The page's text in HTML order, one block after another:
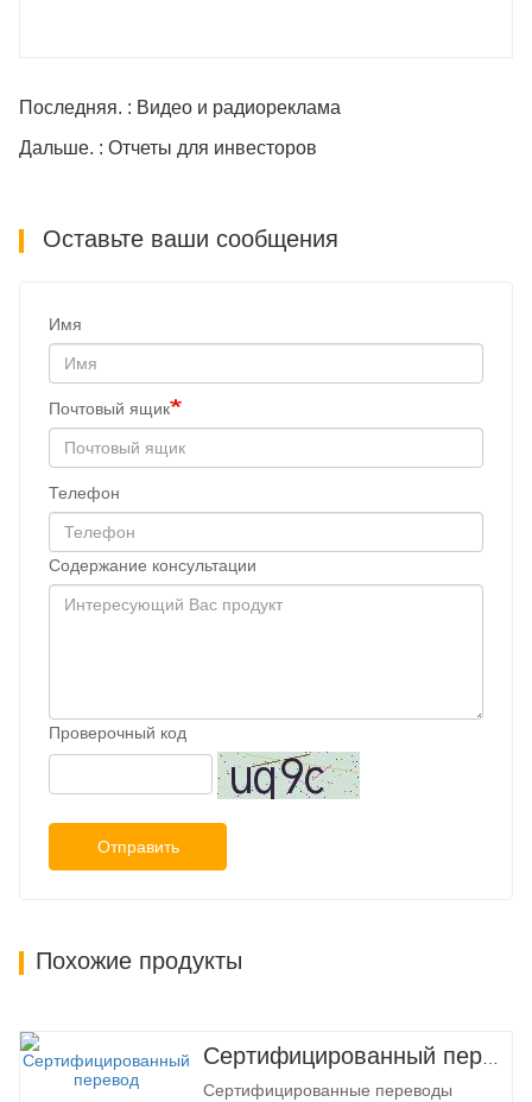
Последняя. : Видео и радиореклама
Дальше. : Отчеты для инвесторов
Оставьте ваши сообщения
Имя
Почтовый ящик
Телефон
Содержание консультации
Проверочный код
Отправить
Похожие продукты
Сертифицированные переводы